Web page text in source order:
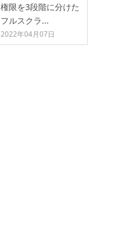
権限を3段階に分けた
フルスクラ...
2022年04月07日